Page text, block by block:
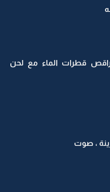
قطرات الماء مع لحن
، صوت